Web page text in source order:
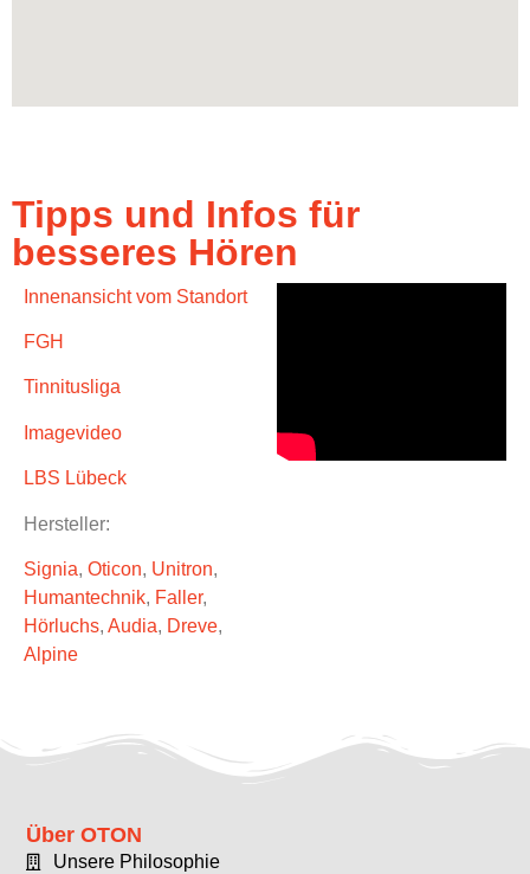
Tipps und Infos für
besseres Hören
Innenansicht vom Standort
FGH
Tinnitusliga
Imagevideo
LBS Lübeck
Hersteller:
Signia, Oticon, Unitron,
Humantechnik, Faller,
Hörluchs, Audia, Dreve,
Alpine
Über OTON
Unsere Philosophie